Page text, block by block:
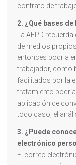
contrato de
2. ¿Qué bases
La AEPD
de medios
entonces podría
trabajador, como
facilitados por la
tratamiento
aplicación de
todo caso, el
3. ¿Puede
electrónico
El correo